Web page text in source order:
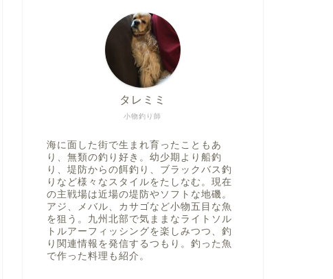
小物釣り師
タレミミ
海に面した街で生まれ育ったこともあ
り、無類の釣り好き。幼少期より船釣
り、堤防からの餌釣り、ブラックバス釣
りなど様々なスタイルをたしなむ。現在
の主戦場は近場の堤防やソフトな地磯。
アジ、メバル、カサゴなど小物五目な魚
を狙う。九州北部で気ままなライトソル
トルアーフィッシングを楽しみつつ、釣
り関連情報を発信するつもり。釣った魚
で作った料理も紹介。